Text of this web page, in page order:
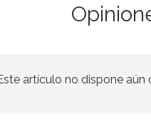
artículo no dispone aún